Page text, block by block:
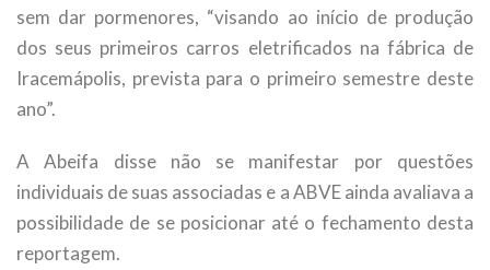
sem dar pormenores, “visando ao início de produção
dos seus primeiros carros eletrificados na fábrica de
Iracemápolis, prevista para o primeiro semestre deste
ano”.
A Abeifa disse não se manifestar por questões
individuais de suas associadas e a ABVE ainda avaliava a
possibilidade de se posicionar até o fechamento desta
reportagem.